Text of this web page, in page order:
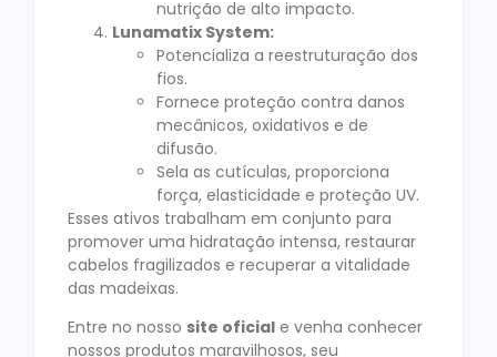
nutrição de alto impacto.
Lunamatix System:
Potencializa a reestruturação dos
fios.
Fornece proteção contra danos
mecânicos, oxidativos e de
difusão.
Sela as cutículas, proporciona
força, elasticidade e proteção UV.
Esses ativos trabalham em conjunto para
promover uma hidratação intensa, restaurar
cabelos fragilizados e recuperar a vitalidade
das madeixas.
Entre no nosso site oficial e venha conhecer
nossos produtos maravilhosos, seu